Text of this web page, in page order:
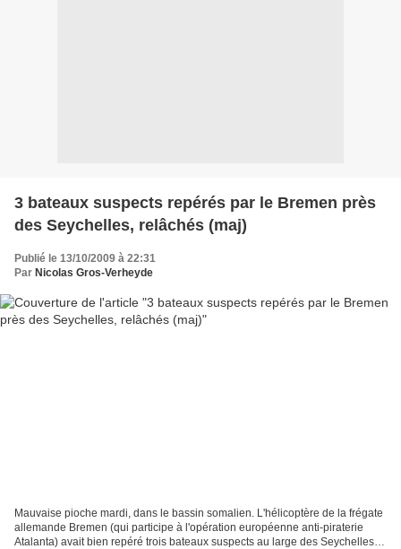
3 bateaux suspects repérés par le Bremen près
des Seychelles, relâchés (maj)
Publié le 13/10/2009 à 22:31
Par Nicolas Gros-Verheyde
Mauvaise pioche mardi, dans le bassin somalien. L'hélicoptère de la frégate
allemande Bremen (qui participe à l'opération européenne anti-piraterie
Atalanta) avait bien repéré trois bateaux suspects au large des Seychelles